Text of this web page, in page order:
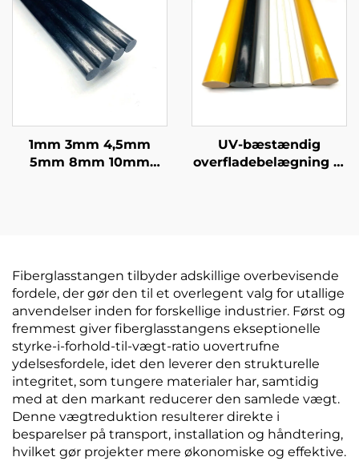
Landbrugspæl
1mm 3mm 4,5mm
5mm 8mm 10mm
UV-bæstændig
overfladebelægning af
Fiberglasstangen tilbyder adskillige overbevisende
fordele, der gør den til et overlegent valg for utallige
anvendelser inden for forskellige industrier. Først og
fremmest giver fiberglasstangens ekseptionelle
styrke-i-forhold-til-vægt-ratio uovertrufne
ydelsesfordele, idet den leverer den strukturelle
integritet, som tungere materialer har, samtidig
med at den markant reducerer den samlede vægt.
Denne vægtreduktion resulterer direkte i
besparelser på transport, installation og håndtering,
hvilket gør projekter mere økonomiske og effektive.